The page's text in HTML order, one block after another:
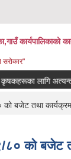
कार्यपालिकाको
सरोकार"
कृषकहरूका लागि
को बजेट तथा कार्यक्रम
८० को बजेट